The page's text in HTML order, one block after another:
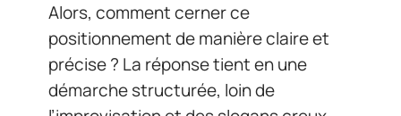
Alors, comment cerner ce
positionnement de manière claire et
précise ? La réponse tient en une
démarche structurée, loin de